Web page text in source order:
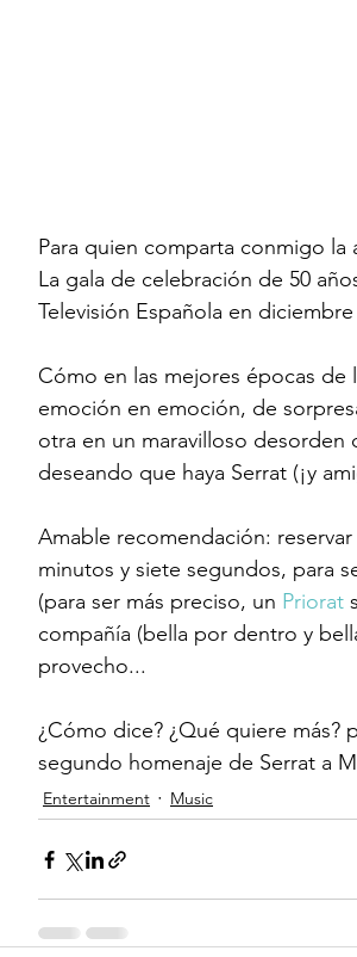
Para quien comparta conmigo
La gala de celebración de 50
Televisión Española en diciembre
Cómo en las mejores épocas de
emoción en emoción, de
otra en un maravilloso desorden
deseando que haya Serrat (¡y
Amable recomendación:
minutos y siete segundos, para
(para ser más preciso, un Priorat
compañía (bella por dentro y
provecho...
¿Cómo dice? ¿Qué quiere más?
segundo homenaje de Serrat a
Entertainment Music